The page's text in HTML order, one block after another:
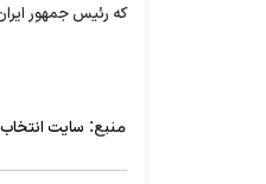
که رئیس جمهور
منبع: سایت انتخاب